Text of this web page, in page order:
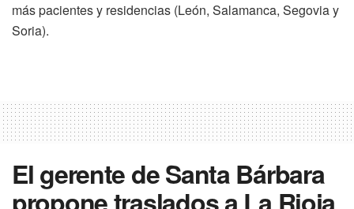
más pacientes y residencias (León, Salamanca, Segovia y
Soria).
El gerente de Santa Bárbara